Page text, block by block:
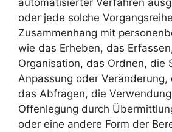
oder jede solche
Zusammenhang mit
wie das Erheben, das
Organisation, das Ordnen, die
Anpassung oder Veränderung,
das Abfragen, die
Offenlegung durch
oder eine andere Form der